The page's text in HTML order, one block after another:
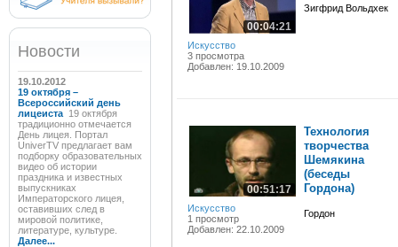
Новости
19.10.2012
19 октября –
Всероссийский день
лицеиста 19 октября
традиционно отмечается
День лицея. Портал
UniverTV предлагает вам
подборку образовательных
видео об истории
праздника и известных
выпускниках
Императорского лицея,
оставивших след в
мировой политике,
литературе, культуре.
Далее...
00:04:21
Искусство
3 просмотра
Добавлен: 19.10.2009
Зигфрид Вольдхек
00:51:17
Искусство
1 просмотр
Добавлен: 22.10.2009
Технология
творчества
Шемякина
(беседы
Гордона)
Гордон